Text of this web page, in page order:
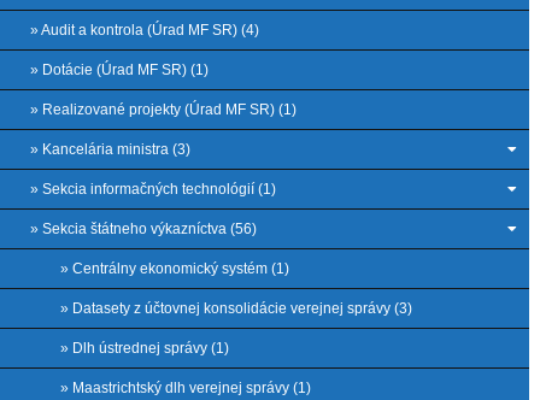
» Audit a kontrola (Úrad MF SR) (4)
» Dotácie (Úrad MF SR) (1)
» Realizované projekty (Úrad MF SR) (1)
» Kancelária ministra (3)
» Sekcia informačných technológií (1)
» Sekcia štátneho výkazníctva (56)
» Centrálny ekonomický systém (1)
» Datasety z účtovnej konsolidácie verejnej správy (3)
» Dlh ústrednej správy (1)
» Maastrichtský dlh verejnej správy (1)